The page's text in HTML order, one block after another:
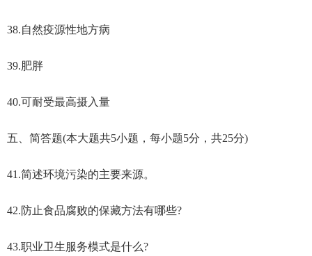
38.自然疫源性地方病
39.肥胖
40.可耐受最高摄入量
五、简答题(本大题共5小题，每小题5分，共25分)
41.简述环境污染的主要来源。
42.防止食品腐败的保藏方法有哪些?
43.职业卫生服务模式是什么?